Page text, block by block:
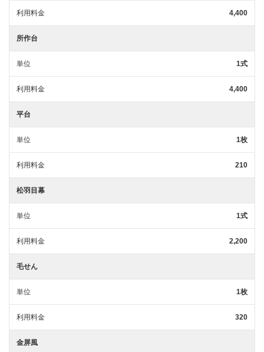
利用料金 4,400
所作台
単位 1式
利用料金 4,400
平台
単位 1枚
利用料金 210
松羽目幕
単位 1式
利用料金 2,200
毛せん
単位 1枚
利用料金 320
金屏風